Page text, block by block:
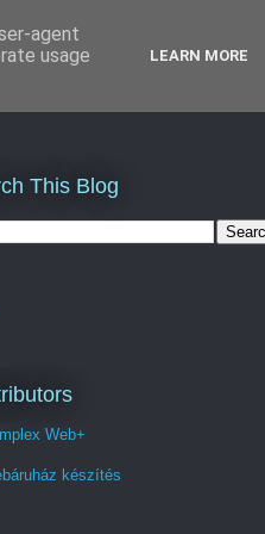
This Blog
Web+
készítés
agent
usage
LEARN MORE